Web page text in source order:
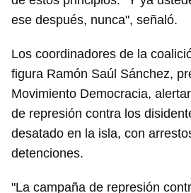
ese después, nunca", señaló.
Los coordinadores de la
figura Ramón Saúl Sánchez,
Movimiento Democracia,
de represión contra los
desatado en la isla, con
detenciones.
"La campaña de represión